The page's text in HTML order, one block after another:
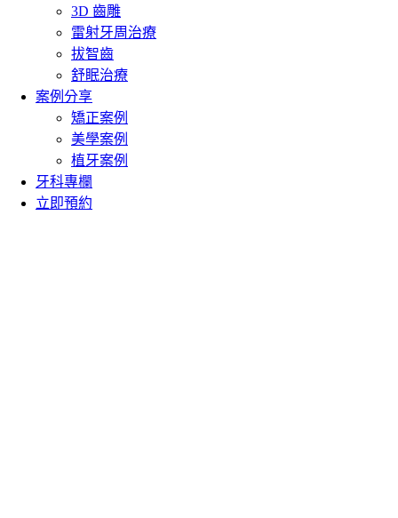
3D 齒雕
雷射牙周治療
拔智齒
舒眠治療
案例分享
矯正案例
美學案例
植牙案例
牙科專欄
立即預約